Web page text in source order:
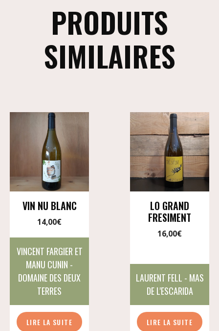
PRODUITS
SIMILAIRES
VIN NU BLANC
14,00€
VINCENT FARGIER ET
MANU CUNIN -
DOMAINE DES DEUX
TERRES
LIRE LA SUITE
LO GRAND
FRESIMENT
16,00€
LAURENT FELL - MAS
DE L'ESCARIDA
LIRE LA SUITE